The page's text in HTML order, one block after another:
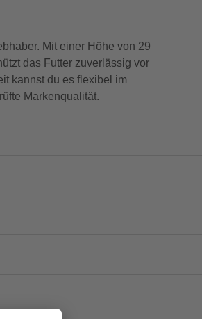
Mit einer Höhe von 29
das Futter zuverlässig vor
kannst du es flexibel im
Markenqualität.